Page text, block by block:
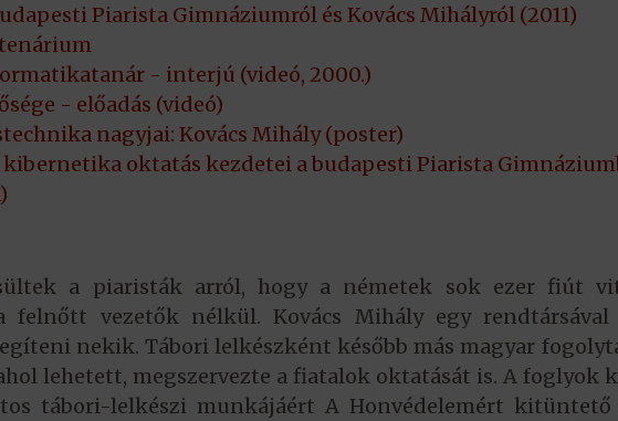
Piarista Gimnáziumról és Kovács Mihályról (2011)
- interjú (videó, 2000.)
- előadás (videó)
nagyjai: Kovács Mihály (poster)
kibernetika oktatás kezdetei a budapesti Piarista
a piaristák arról, hogy a németek sok ezer fiút
felnőtt vezetők nélkül. Kovács Mihály egy
nekik. Tábori lelkészként később más magyar
lehetett, megszervezte a fiatalok oktatását is. A foglyok
tábori-lelkészi munkájáért A Honvédelemért